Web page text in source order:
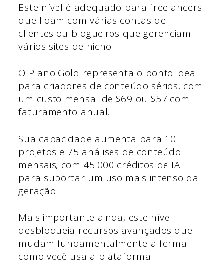
Este nível é adequado para freelancers
que lidam com várias contas de
clientes ou blogueiros que gerenciam
vários sites de nicho.
O Plano Gold representa o ponto ideal
para criadores de conteúdo sérios, com
um custo mensal de $69 ou $57 com
faturamento anual.
Sua capacidade aumenta para 10
projetos e 75 análises de conteúdo
mensais, com 45.000 créditos de IA
para suportar um uso mais intenso da
geração.
Mais importante ainda, este nível
desbloqueia recursos avançados que
mudam fundamentalmente a forma
como você usa a plataforma.